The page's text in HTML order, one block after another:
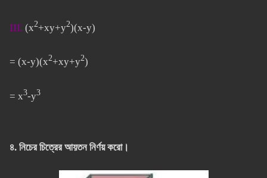
III. (x2+xy+y2)(x-y)
= (x-y)(x2+xy+y2)
= x3-y3
৪. নিচের চিত্রের আয়তন নির্ণয় করো।